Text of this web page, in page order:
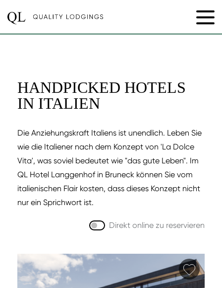
HANDPICKED HOTELS
IN ITALIEN
Die Anziehungskraft Italiens ist unendlich. Leben Sie
wie die Italiener nach dem Konzept von 'La Dolce
Vita', was soviel bedeutet wie "das gute Leben". Im
QL Hotel Langgenhof in Bruneck können Sie vom
italienischen Flair kosten, dass dieses Konzept nicht
nur ein Sprichwort ist.
Direkt online zu reservieren